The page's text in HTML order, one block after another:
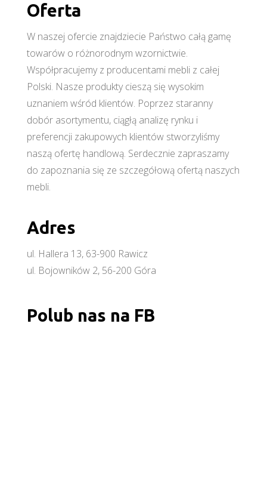
Oferta
W naszej ofercie znajdziecie Państwo całą gamę
towarów o różnorodnym wzornictwie.
Współpracujemy z producentami mebli z całej
Polski. Nasze produkty cieszą się wysokim
uznaniem wśród klientów. Poprzez staranny
dobór asortymentu, ciągłą analizę rynku i
preferencji zakupowych klientów stworzyliśmy
naszą ofertę handlową. Serdecznie zapraszamy
do zapoznania się ze szczegółową ofertą naszych
mebli.
Adres
ul. Hallera 13, 63-900 Rawicz
ul. Bojowników 2, 56-200 Góra
Polub nas na FB